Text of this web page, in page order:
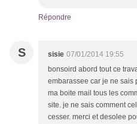
Répondre
S sisie 07/01/2014 19:55
bonsoird abord tout ce
embarassee car je ne sais
ma boite mail tous les
site. je ne sais comment
cesser. merci et desolee